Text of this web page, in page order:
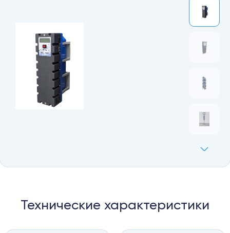
Технические характеристики